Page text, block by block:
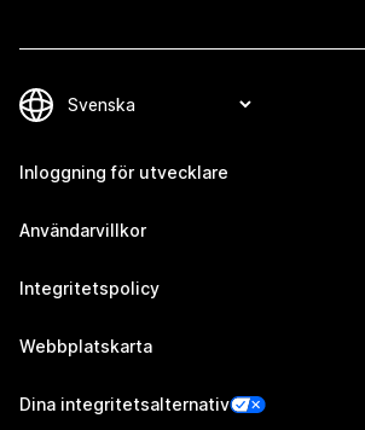
Inloggning för utvecklare
Användarvillkor
Integritetspolicy
Webbplatskarta
Dina integritetsalternativ